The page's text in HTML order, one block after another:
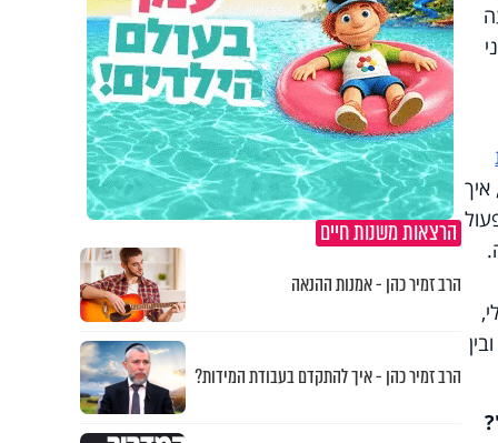
הרצאות משנות חיים
הרב זמיר כהן - אמנות ההנאה
הרב זמיר כהן - איך להתקדם בעבודת המידות?